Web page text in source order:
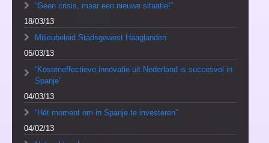
“Geen crisis, maar een nieuwe situatie!”
18/03/13
Milieubeleid Stadsgewest Haaglanden
05/03/13
“Kosteneffectieve innovatie uit Nederland is succesvol in
Spanje”
04/03/13
“Hét moment om in Spanje te investeren”
04/02/13